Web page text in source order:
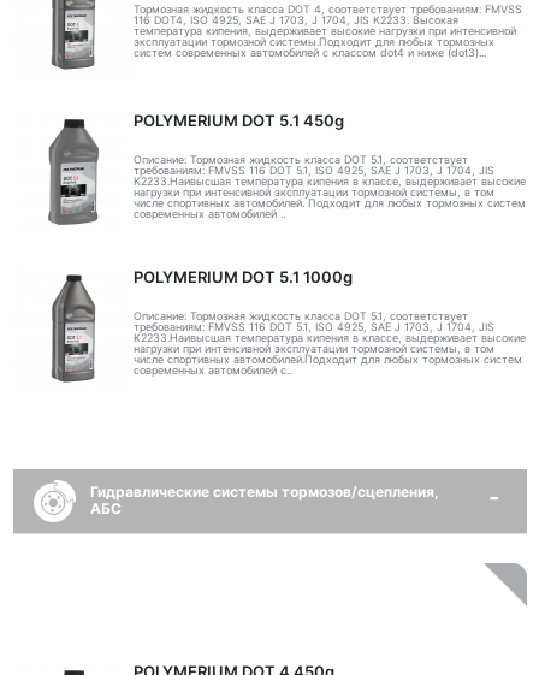
Тормозная жидкость класса DOT 4, соответствует требованиям: FMVSS
116 DOT4, ISO 4925, SAE J 1703, J 1704, JIS K2233. Высокая
температура кипения, выдерживает высокие нагрузки при интенсивной
эксплуатации тормозной системы.Подходит для любых тормозных
систем современных автомобилей с классом dot4 и ниже (dot3)...
POLYMERIUM DOT 5.1 450g
Описание: Тормозная жидкость класса DOT 5.1, соответствует
требованиям: FMVSS 116 DOT 5.1, ISO 4925, SAE J 1703, J 1704, JIS
K2233.Наивысшая температура кипения в классе, выдерживает высокие
нагрузки при интенсивной эксплуатации тормозной системы, в том
числе спортивных автомобилей. Подходит для любых тормозных систем
современных автомобилей ..
POLYMERIUM DOT 5.1 1000g
Описание: Тормозная жидкость класса DOT 5.1, соответствует
требованиям: FMVSS 116 DOT 5.1, ISO 4925, SAE J 1703, J 1704, JIS
K2233.Наивысшая температура кипения в классе, выдерживает высокие
нагрузки при интенсивной эксплуатации тормозной системы, в том
числе спортивных автомобилей.Подходит для любых тормозных систем
современных автомобилей с..
Гидравлические системы тормозов/сцепления,
АБС
POLYMERIUM DOT 4 450g